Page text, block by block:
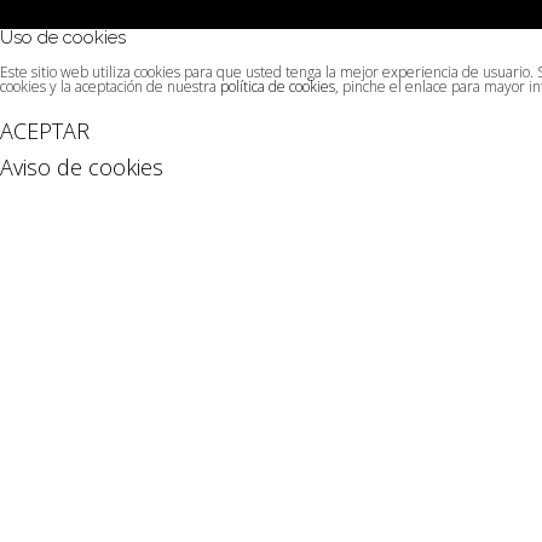
Uso de cookies
Este sitio web utiliza cookies para que usted tenga la mejor experiencia de
cookies y la aceptación de nuestra política de cookies, pinche el enlace para mayor
ACEPTAR
Aviso de cookies